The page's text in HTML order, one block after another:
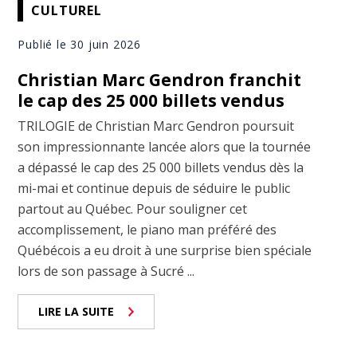
CULTUREL
Publié le 30 juin 2026
Christian Marc Gendron franchit
le cap des 25 000 billets vendus
TRILOGIE de Christian Marc Gendron poursuit
son impressionnante lancée alors que la tournée
a dépassé le cap des 25 000 billets vendus dès la
mi-mai et continue depuis de séduire le public
partout au Québec. Pour souligner cet
accomplissement, le piano man préféré des
Québécois a eu droit à une surprise bien spéciale
lors de son passage à Sucré ...
LIRE LA SUITE